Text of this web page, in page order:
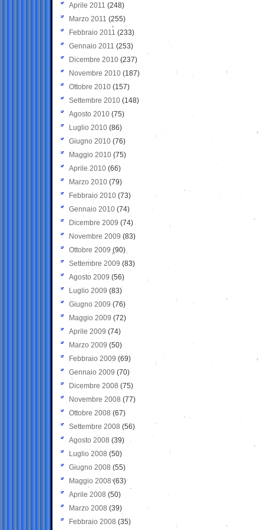
Aprile 2011 (248)
Marzo 2011 (255)
Febbraio 2011 (233)
Gennaio 2011 (253)
Dicembre 2010 (237)
Novembre 2010 (187)
Ottobre 2010 (157)
Settembre 2010 (148)
Agosto 2010 (75)
Luglio 2010 (86)
Giugno 2010 (76)
Maggio 2010 (75)
Aprile 2010 (66)
Marzo 2010 (79)
Febbraio 2010 (73)
Gennaio 2010 (74)
Dicembre 2009 (74)
Novembre 2009 (83)
Ottobre 2009 (90)
Settembre 2009 (83)
Agosto 2009 (56)
Luglio 2009 (83)
Giugno 2009 (76)
Maggio 2009 (72)
Aprile 2009 (74)
Marzo 2009 (50)
Febbraio 2009 (69)
Gennaio 2009 (70)
Dicembre 2008 (75)
Novembre 2008 (77)
Ottobre 2008 (67)
Settembre 2008 (56)
Agosto 2008 (39)
Luglio 2008 (50)
Giugno 2008 (55)
Maggio 2008(63)
Aprile 2008 (50)
Marzo 2008 (39)
Febbraio 2008 (35)